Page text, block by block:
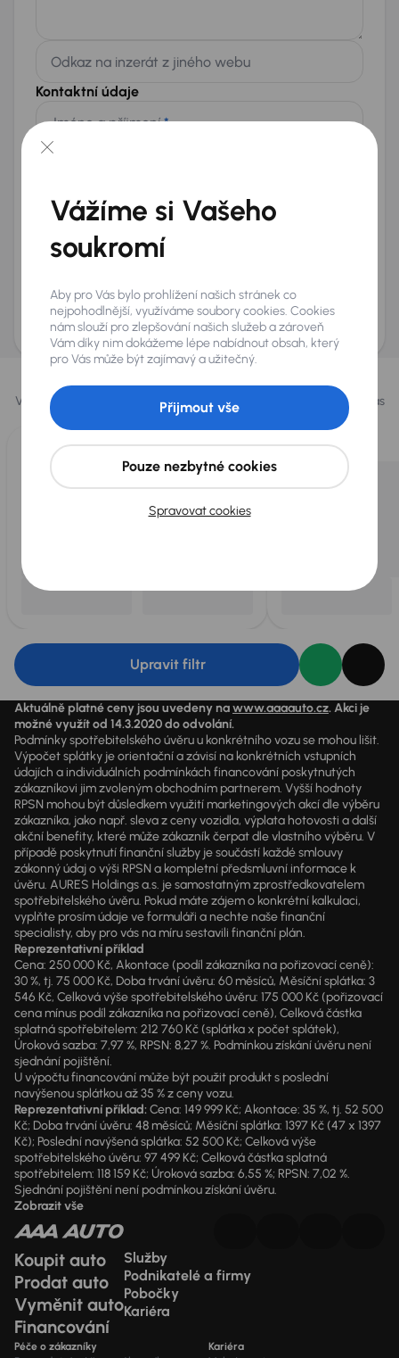
Odkaz na inzerát z jiného webu
Kontaktní údaje
Jméno a příjmení*
+420
E-mail*
Přeji si dostávat informace o atraktivních slevových
nabídkách
AURES Holdings a.s., se sídlem Dopraváků 874/15, Čimice, 184 00 Praha 8 bude
uchovávat a zpracovávat vaše osobní údaje v souladu se zásadami ochrany a
zpracováníosobních údajů.
Vybrali jsme pro vás
Vybíráme pro vás ty nejlepší vozy
z naší nabídky. Každý den pro vás
vykoupíme až 400 vozů
Upravit filtr
Aktuálně platné ceny jsou uvedeny nawww.aaaauto.cz. Akci je
možné využít od 14.3.2020 do odvolání.
Podmínky spotřebitelského úvěru u konkrétního vozu se mohou lišit.
Výpočet splátky je orientační a závisí na konkrétních vstupních
údajích a individuálních podmínkách financování poskytnutých
zákazníkovi jim zvoleným obchodním partnerem. Vyšší hodnoty
RPSN mohou být důsledkem využití marketingových akcí dle výběru
zákazníka, jako např. sleva z ceny vozidla, výplata hotovosti a další
akční benefity, které může zákazník čerpat dle vlastního výběru. V
případě poskytnutí finanční služby je součástí každé smlouvy
zákonný údaj o výši RPSN a kompletní předsmluvní informace k
úvěru. AURES Holdings a.s. je samostatným zprostředkovatelem
spotřebitelského úvěru. Pokud máte zájem o konkrétní kalkulaci,
vyplňte prosím údaje ve formuláři a nechte naše finanční
specialisty, aby pro vás na míru sestavili finanční plán.
Reprezentativní příklad
Cena: 250 000 Kč, Akontace (podíl zákazníka na pořizovací ceně):
30 %, tj. 75 000 Kč, Doba trvání úvěru: 60 měsíců, Měsíční splátka: 3
546 Kč, Celková výše spotřebitelského úvěru: 175 000 Kč (pořizovací
cena mínus podíl zákazníka na pořizovací ceně), Celková částka
splatná spotřebitelem: 212 760 Kč (splátka x počet splátek),
Úroková sazba: 7,97 %, RPSN: 8,27 %. Podmínkou získání úvěru není
sjednání pojištění.
U výpočtu financování může být použit produkt s poslední
navýšenou splátkou až 35 % z ceny vozu.
Reprezentativní příklad:Cena: 149 999 Kč; Akontace: 35 %, tj. 52 500
Kč; Doba trvání úvěru: 48 měsíců; Měsíční splátka: 1397 Kč (47 x 1397
Kč); Poslední navýšená splátka: 52 500 Kč; Celková výše
spotřebitelského úvěru: 97 499 Kč; Celková částka splatná
spotřebitelem: 118 159 Kč; Úroková sazba: 6,55 %; RPSN: 7,02 %.
Sjednání pojištění není podmínkou získání úvěru.
Zobrazit vše
Koupit auto
Prodat auto
Vyměnit auto
Financování
Služby
Podnikatelé a firmy
Pobočky
Kariéra
Péče o zákazníky Kariéra
Vážíme si Vašeho
soukromí
Aby pro Vás bylo prohlížení našich stránek co
nejpohodlnější, využíváme soubory cookies. Cookies
nám slouží pro zlepšování našich služeb a zároveň
Vám díky nim dokážeme lépe nabídnout obsah, který
pro Vás může být zajímavý a užitečný.
Spravovat cookies
Pouze nezbytné cookies
Přijmout vše